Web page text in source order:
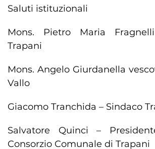
Saluti istituzionali
Mons. Pietro Maria
Trapani
Mons. Angelo Giurdanella
Vallo
Giacomo Tranchida – Sindaco
Salvatore Quinci –
Consorzio Comunale di Trapani